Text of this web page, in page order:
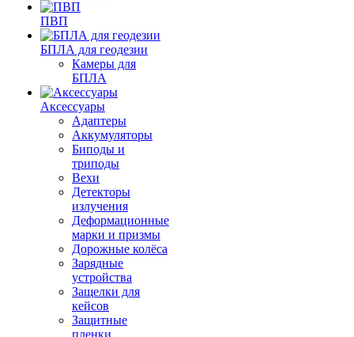
ПВП
БПЛА для геодезии
Камеры для
БПЛА
Аксессуары
Адаптеры
Аккумуляторы
Биподы и
триподы
Вехи
Детекторы
излучения
Деформационные
марки и призмы
Дорожные колёса
Зарядные
устройства
Защелки для
кейсов
Защитные
пленки